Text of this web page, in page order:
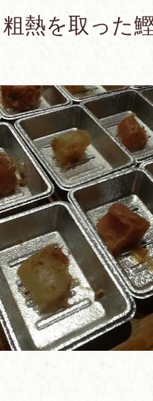
陸援隊 会員限定
ー
予約
払い方法
見学・体験
部屋
理教室
熱を取った